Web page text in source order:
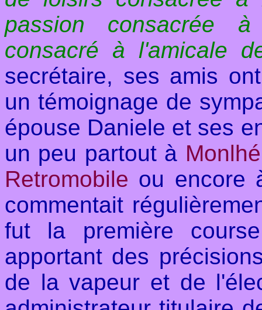
passion consacrée
consacré à l'amicale
secrétaire, ses amis
un témoignage de
épouse Daniele et ses
un peu partout à
Retromobile ou encore
commentait
fut la première
apportant des
de la vapeur et de